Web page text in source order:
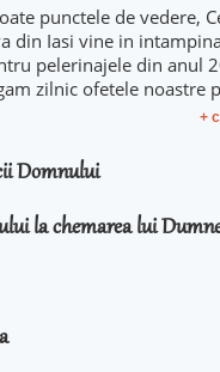
punctele de vedere,
din Iasi vine in
pelerinajele din anul
zilnic ofetele noastre
+
Domnului
la chemarea lui